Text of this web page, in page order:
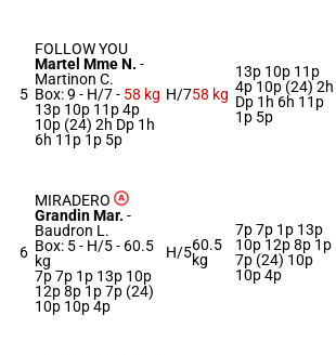
5
FOLLOW YOU
Martel Mme N. -
Martinon C.
Box: 9 - H/7 - 58 kg
13p 10p 11p 4p
10p (24) 2h Dp 1h
6h 11p 1p 5p
H/758 kg
13p 10p 11p
4p 10p (24) 2h
Dp 1h 6h 11p
1p 5p
6
MIRADERO
Grandin Mar. -
Baudron L.
Box: 5 - H/5 - 60.5
kg
7p 7p 1p 13p 10p
12p 8p 1p 7p (24)
10p 10p 4p
H/560.5
kg
7p 7p 1p 13p
10p 12p 8p 1p
7p (24) 10p
10p 4p